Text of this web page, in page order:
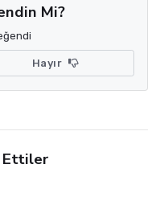
Mi?
Hayır
Ettiler